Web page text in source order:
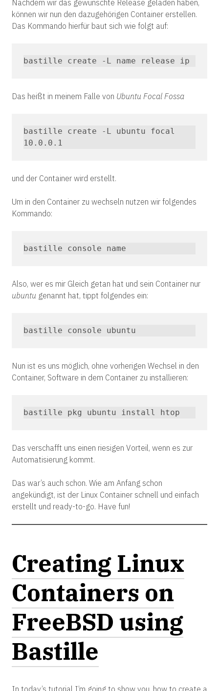
Nachdem wir das gewünschte Release geladen haben,
können wir nun den dazugehörigen Container erstellen.
Das Kommando hierfür baut sich wie folgt auf:
bastille create -L name release ip
Das heißt in meinem Falle von Ubuntu Focal Fossa
bastille create -L ubuntu focal
10.0.0.1
und der Container wird erstellt.
Um in den Container zu wechseln nutzen wir folgendes
Kommando:
bastille console name
Also, wer es mir Gleich getan hat und sein Container nur
ubuntu genannt hat, tippt folgendes ein:
bastille console ubuntu
Nun ist es uns möglich, ohne vorherigen Wechsel in den
Container, Software in dem Container zu installieren:
bastille pkg ubuntu install htop
Das verschafft uns einen riesigen Vorteil, wenn es zur
Automatisierung kommt.
Das war’s auch schon. Wie am Anfang schon
angekündigt, ist der Linux Container schnell und einfach
erstellt und ready-to-go. Have fun!
Creating Linux
Containers on
FreeBSD using
Bastille
In today’s tutorial I’m going to show you, how to create a